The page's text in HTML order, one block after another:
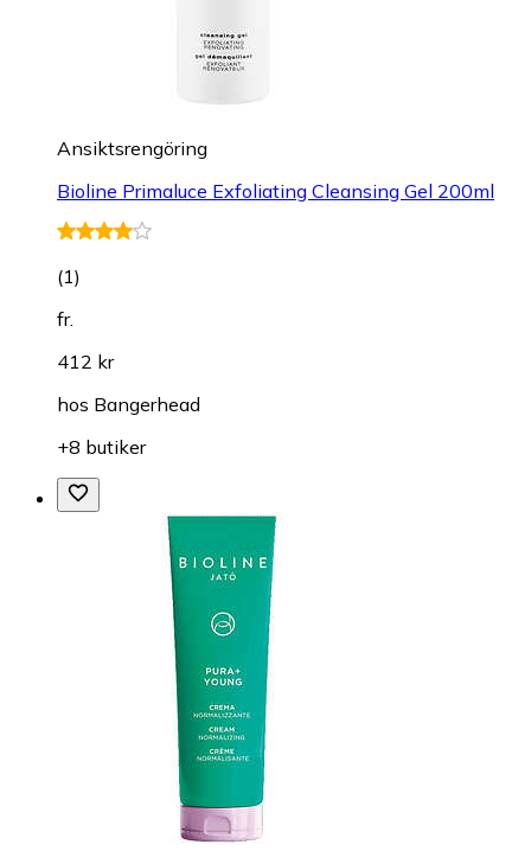
Ansiktsrengöring
Bioline Primaluce Exfoliating Cleansing Gel 200ml
(1)
fr.
412 kr
hos Bangerhead
+8 butiker